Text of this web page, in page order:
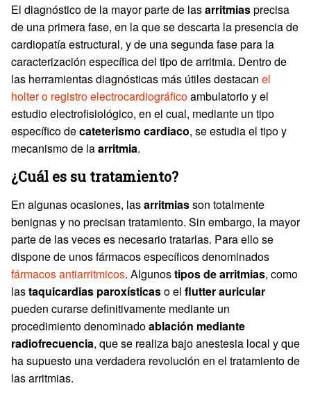
El diagnóstico de la mayor parte de lasarritmiasprecisa
de una primera fase, en la que se descarta la presencia de
cardiopatía estructural, y de una segunda fase para la
caracterización específica del tipo de arritmia. Dentro de
las herramientas diagnósticas más útiles destacan el
holter o registro electrocardiográficoambulatorio y el
estudio electrofisiológico, en el cual, mediante un tipo
específico decateterismo cardiaco, se estudia el tipo y
mecanismo de laarritmia.
¿Cuál es su tratamiento?
En algunas ocasiones, lasarritmiasson totalmente
benignas y no precisan tratamiento. Sin embargo, la mayor
parte de las veces es necesario tratarlas. Para ello se
dispone de unos fármacos específicos denominados
fármacos antiarritmicos. Algunostipos de arritmias, como
lastaquicardias paroxísticaso el flutter auricular
pueden curarse definitivamente mediante un
procedimiento denominadoablación mediante
radiofrecuencia, que se realiza bajo anestesia local y que
ha supuesto una verdadera revolución en el tratamiento de
las arritmias.